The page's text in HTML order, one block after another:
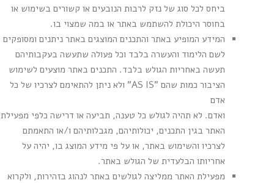
ביחס לכל סוג של נזק לרבות הנובעים או קשורים בשימוש או
בחוסר היכולת להשתמש באתר או במה שמצוי בו.
המידע המופיע באתר והתכנים המוצגים באתר ניתנים ומסופקים
לשם הלימוד והעשרה בלבד וכל פעולה שתעשה בעקבותיהם
תעשה באחריות הגולש בלבד. התכנים באתר מוצעים לשימוש
הציבור כמות שהם "AS IS" ולא ניתן להתאימם לצרכיו של כל
אדם
ואדם. לא תהיה לגולש כל טענה, תביעה או דרישה כלפי מפעילת
האתר בגין התכנים, יכולותיהם, מגבלותיהם ו/או התאמתם
לצרכיו והשימוש באתר, או על פי מידע המוצג בו, יהיה על
אחריותו הבלעדית של הגולש באתר.
מפעילת האתר ממליצה לגולשים באתר לנהוג בזהירות, ולקרוא